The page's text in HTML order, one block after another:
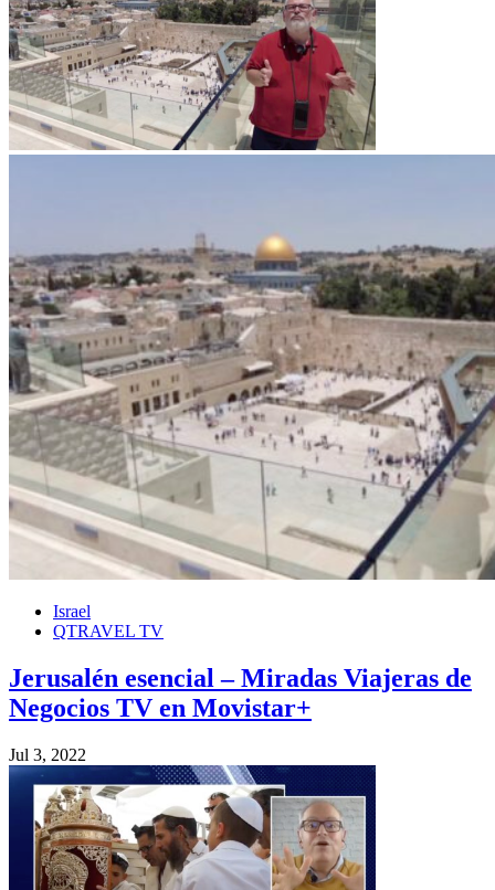
Israel
QTRAVEL TV
Jerusalén esencial – Miradas Viajeras de
Negocios TV en Movistar+
Jul 3, 2022